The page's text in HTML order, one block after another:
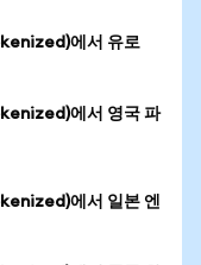
에서 유로
에서 영국 파
에서 일본 엔